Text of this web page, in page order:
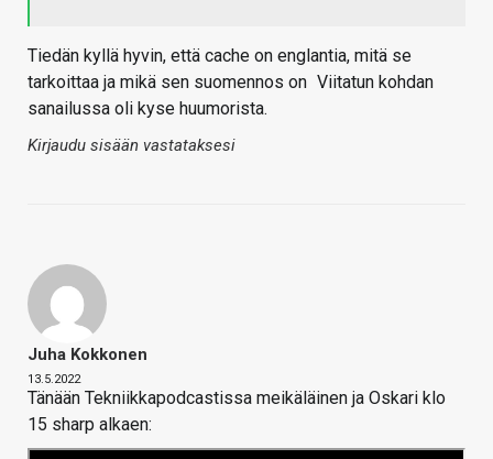
Tiedän kyllä hyvin, että cache on englantia, mitä se
tarkoittaa ja mikä sen suomennos on Viitatun kohdan
sanailussa oli kyse huumorista.
Kirjaudu sisään vastataksesi
Juha Kokkonen
13.5.2022
Tänään Tekniikkapodcastissa meikäläinen ja Oskari klo
15 sharp alkaen: